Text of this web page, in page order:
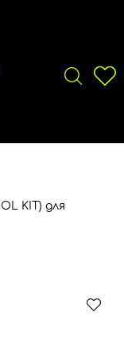
KIT) для